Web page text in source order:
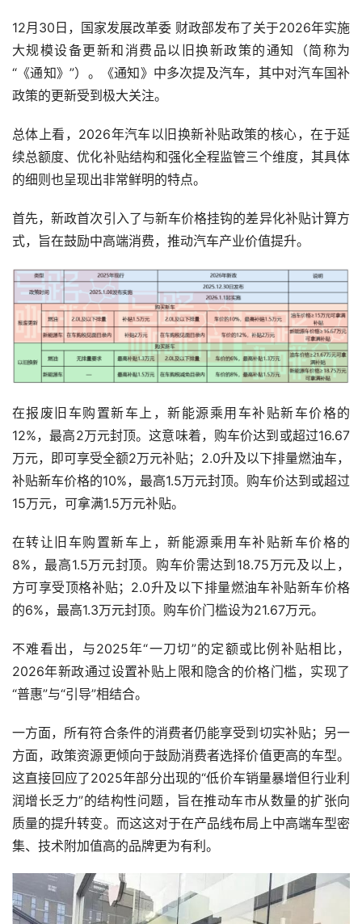
12月30日，国家发展改革委 财政部发布了关于2026年实施
大规模设备更新和消费品以旧换新政策的通知（简称为
“《通知》”）。《通知》中多次提及汽车，其中对汽车国补
政策的更新受到极大关注。
总体上看，2026年汽车以旧换新补贴政策的核心，在于延
续总额度、优化补贴结构和强化全程监管三个维度，其具体
的细则也呈现出非常鲜明的特点。
首先，新政首次引入了与新车价格挂钩的差异化补贴计算方
式，旨在鼓励中高端消费，推动汽车产业价值提升。
在报废旧车购置新车上，新能源乘用车补贴新车价格的
12%，最高2万元封顶。这意味着，购车价达到或超过16.67
万元，即可享受全额2万元补贴；2.0升及以下排量燃油车，
补贴新车价格的10%，最高1.5万元封顶。购车价达到或超过
15万元，可拿满1.5万元补贴。
在转让旧车购置新车上，新能源乘用车补贴新车价格的
8%，最高1.5万元封顶。购车价需达到18.75万元及以上，
方可享受顶格补贴；2.0升及以下排量燃油车补贴新车价格
的6%，最高1.3万元封顶。购车价门槛设为21.67万元。
不难看出，与2025年“一刀切”的定额或比例补贴相比，
2026年新政通过设置补贴上限和隐含的价格门槛，实现了
“普惠”与“引导”相结合。
一方面，所有符合条件的消费者仍能享受到切实补贴；另一
方面，政策资源更倾向于鼓励消费者选择价值更高的车型。
这直接回应了2025年部分出现的“低价车销量暴增但行业利
润增长乏力”的结构性问题，旨在推动车市从数量的扩张向
质量的提升转变。而这这对于在产品线布局上中高端车型密
集、技术附加值高的品牌更为有利。